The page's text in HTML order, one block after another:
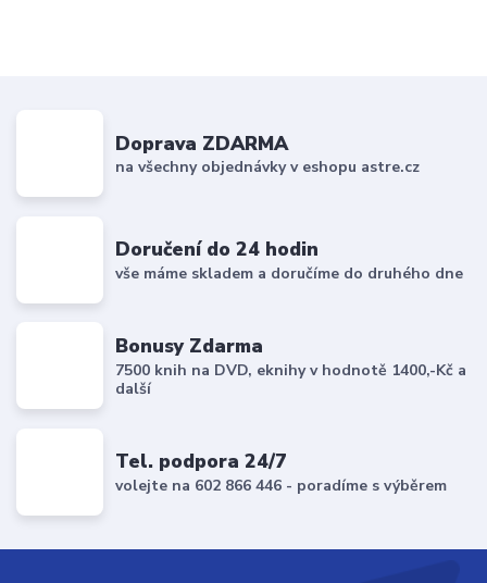
Doprava ZDARMA
na všechny objednávky v eshopu astre.cz
Doručení do 24 hodin
vše máme skladem a doručíme do druhého dne
Bonusy Zdarma
7500 knih na DVD, eknihy v hodnotě 1400,-Kč a
další
Tel. podpora 24/7
volejte na 602 866 446 - poradíme s výběrem